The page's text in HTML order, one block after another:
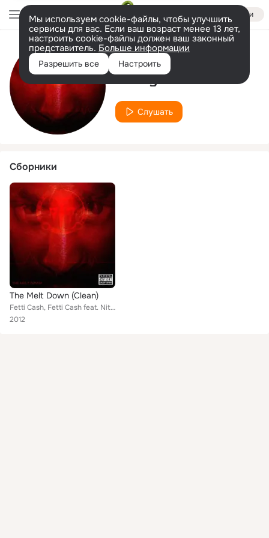
Войти
Мы используем cookie-файлы, чтобы улучшить
сервисы для вас. Если ваш возраст менее 13 лет,
настроить cookie-файлы должен ваш законный
представитель. Больше информации
Разрешить все Настроить
Исполнитель
Valley'o
Слушать
Сборники
The Melt Down (Clean)
Fetti Cash, Fetti Cash feat. Nit-Lo & Mark Will, Fetti Cash feat. Shiz B Craz & Valley'o, Mark Will & Deli Tang, Fetti Cash feat...
2012